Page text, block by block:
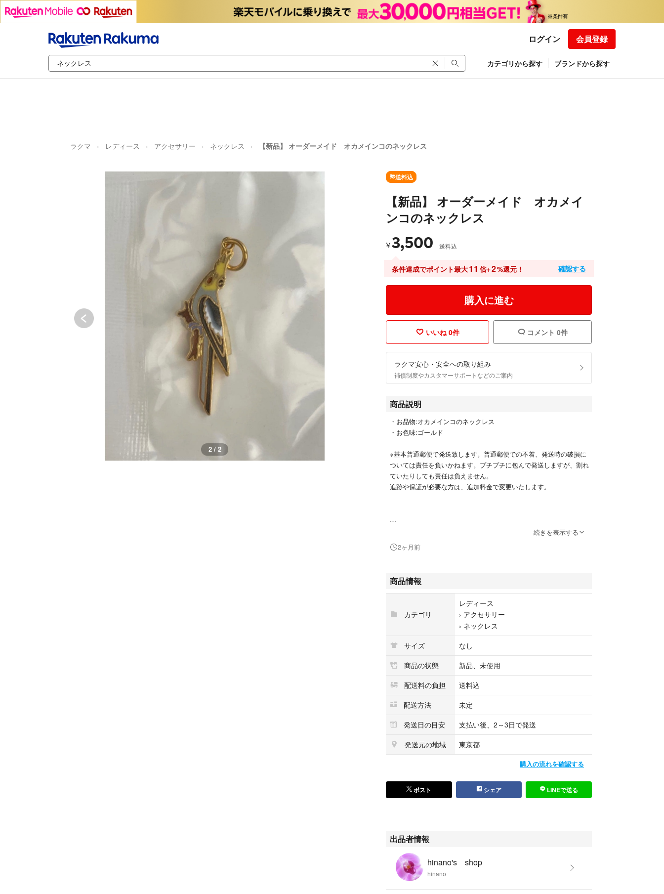
ログイン 会員登録
カテゴリから探す ブランドから探す
ラクマ レディース アクセサリー ネックレス 【新品】 オーダーメイド オカメインコのネックレス
2 / 2
送料込
【新品】 オーダーメイド オカメイ
ンコのネックレス
¥3,500 送料込
条件達成でポイント最大11 倍+2%還元！ 確認する
購入に進む
いいね 0件 コメント 0件
ラクマ安心・安全への取り組み
補償制度やカスタマーサポートなどのご案内
商品説明
・お品物:オカメインコのネックレス
・お色味:ゴールド
※基本普通郵便で発送致します。普通郵便での不着、発送時の破損に
ついては責任を負いかねます。プチプチに包んで発送しますが、割れ
ていたりしても責任は負えません。
追跡や保証が必要な方は、追加料金で変更いたします。
数十年前にオーダーして作ったオカメインコのネックレスです。
他にも小鳥のモチーフの雑貨も出品してます。
複数ご購入いただける方はまとめ割り致します。
それぞれのお品物にコメントください。
オカメインコのネックレス
オカメインコ インコ オウム セキセイインコ
文鳥 コザクラインコ
小鳥 小鳥倶楽部 小鳥クラブ
ネックレス アクセサリー
小鳥グッズ ノーマル ルチノー
プレゼント オーダーメイド
カトラリー カトラリーレスト
箸置き 箸おき はし置き 箸
置物 オブジェ 飾り フィギア
カトラリー スプーン
テーブルコーディネート
葉っぱ形
水引き 梅結び
ハレの日
インテリア雑貨
アンティーク雑貨
フランフラン Franc franc
アフタヌーンティー Afternoon tea
続きを表示する
2ヶ月前
商品情報
カテゴリ
レディース
› アクセサリー
› ネックレス
サイズ
なし
商品の状態
新品、未使用
配送料の負担
送料込
配送方法
未定
発送日の目安
支払い後、2～3日で発送
発送元の地域
東京都
購入の流れを確認する
ポスト シェア LINEで送る
出品者情報
hinano's shop
hinano